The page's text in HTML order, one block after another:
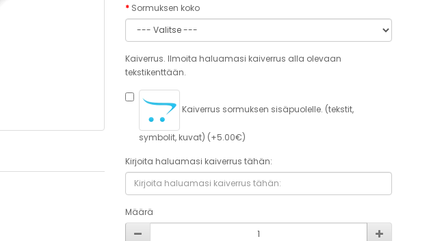
Sormuksen koko
Kaiverrus. Ilmoita haluamasi kaiverrus alla olevaan
tekstikenttään.
Kaiverrus sormuksen sisäpuolelle. (tekstit,
symbolit, kuvat) (+5.00€)
Kirjoita haluamasi kaiverrus tähän:
Määrä